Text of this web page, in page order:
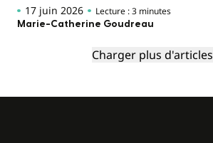
17 juin 2026 Lecture : 3 minutes
Marie-Catherine Goudreau
Charger plus d'articles